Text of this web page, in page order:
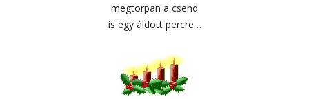
megtorpan a csend
is egy áldott percre…